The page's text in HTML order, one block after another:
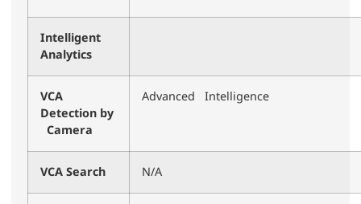
Intelligent
Analytics
VCA
Detection by
Camera
Advanced Intelligence
VCA Search N/A